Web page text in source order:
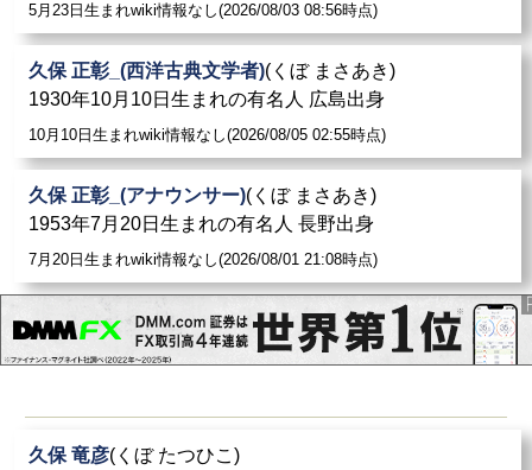
5月23日生まれwiki情報なし(2026/08/03 08:56時点)
久保 正彰_(西洋古典文学者)(くぼ まさあき)
1930年10月10日生まれの有名人 広島出身
10月10日生まれwiki情報なし(2026/08/05 02:55時点)
久保 正彰_(アナウンサー)(くぼ まさあき)
1953年7月20日生まれの有名人 長野出身
7月20日生まれwiki情報なし(2026/08/01 21:08時点)
久保 竜彦(くぼ たつひこ)